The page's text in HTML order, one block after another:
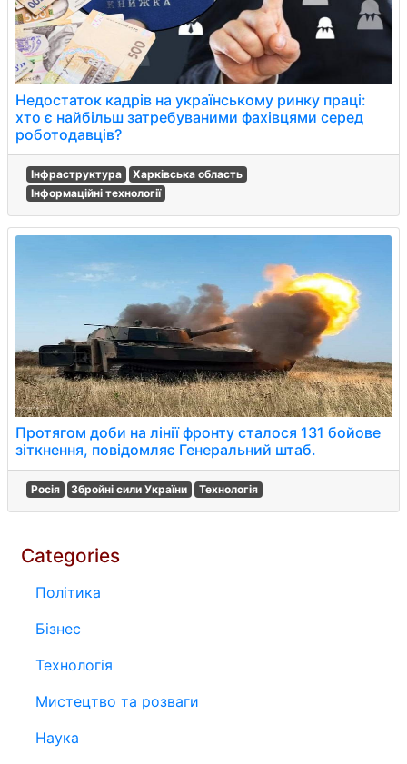
Недостаток кадрів на українському ринку праці:
хто є найбільш затребуваними фахівцями серед
роботодавців?
Інфраструктура
Харківська область
Інформаційні технології
Протягом доби на лінії фронту сталося 131 бойове
зіткнення, повідомляє Генеральний штаб.
Росія Збройні сили України Технологія
Categories
Політика
Бізнес
Технологія
Мистецтво та розваги
Наука